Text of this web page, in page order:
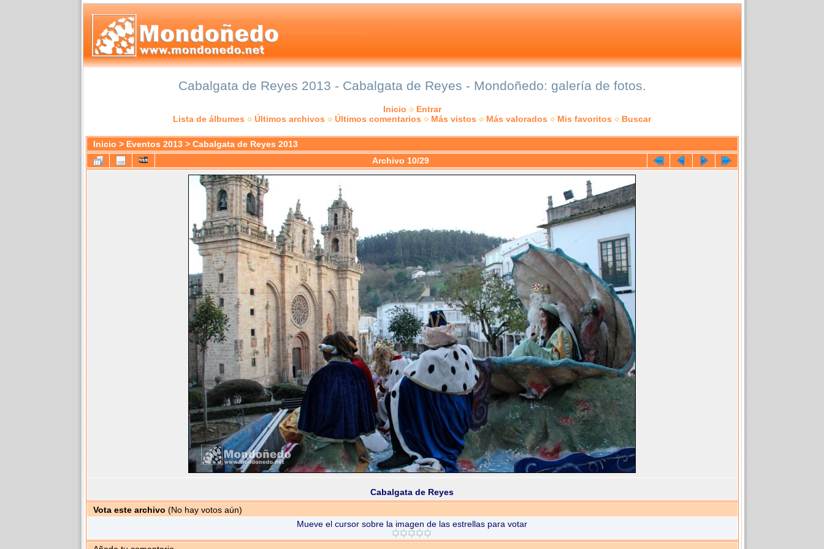
Cabalgata de Reyes 2013 - Cabalgata de Reyes - Mondoñedo: galería de fotos.
Inicio
Entrar
Lista de álbumes
Últimos archivos Últimos comentarios Más vistos Más valorados Mis favoritos Buscar
Inicio > Eventos 2013> Cabalgata de Reyes 2013
Archivo 10/29
Cabalgata de Reyes
Vota este archivo (No hay votos aún)
Mueve el cursor sobre la imagen de las estrellas para votar